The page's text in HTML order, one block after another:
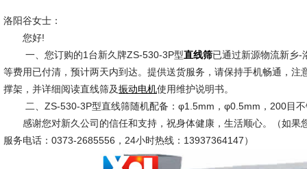
洛阳谷女士：
您好!
一、您订购的1台新久牌ZS-530-3P型直线筛已通过新源物流新乡-
等费用已付清，预计两天内到达。提供送货服务，请保持手机畅通，注
撑架，并详细阅读直线筛及振动电机使用维护说明书。
二、ZS-530-3P型直线筛随机配备：φ1.5mm，φ0.5mm，200目不
感谢您对新久公司的信任和支持，祝身体健康，生活顺心。（如果
服务电话：0373-2685556，24小时热线：13937364147）